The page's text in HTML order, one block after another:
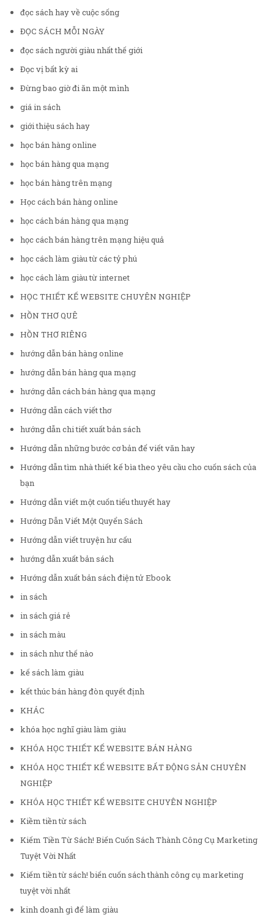
đọc sách hay về cuộc sống
ĐỌC SÁCH MỖI NGÀY
đọc sách người giàu nhất thế giới
Đọc vị bất kỳ ai
Đừng bao giờ đi ăn một mình
giá in sách
giới thiệu sách hay
học bán hàng online
học bán hàng qua mạng
học bán hàng trên mạng
Học cách bán hàng online
học cách bán hàng qua mạng
học cách bán hàng trên mạng hiệu quả
học cách làm giàu từ các tỷ phú
học cách làm giàu từ internet
HỌC THIẾT KẾ WEBSITE CHUYÊN NGHIỆP
HỒN THƠ QUÊ
HỒN THƠ RIÊNG
hướng dẫn bán hàng online
hướng dẫn bán hàng qua mạng
hướng dẫn cách bán hàng qua mạng
Hướng dẫn cách viết thơ
hướng dẫn chi tiết xuất bản sách
Hướng dẫn những bước cơ bản để viết văn hay
Hướng dẫn tìm nhà thiết kế bìa theo yêu cầu cho cuốn sách của
bạn
Hướng dẫn viết một cuốn tiểu thuyết hay
Hướng Dẫn Viết Một Quyển Sách
Hướng dẫn viết truyện hư cấu
hướng dẫn xuất bản sách
Hướng dẫn xuất bản sách điện tử Ebook
in sách
in sách giá rẻ
in sách màu
in sách như thế nào
kế sách làm giàu
kết thúc bán hàng đòn quyết định
KHÁC
khóa học nghĩ giàu làm giàu
KHÓA HỌC THIẾT KẾ WEBSITE BÁN HÀNG
KHÓA HỌC THIẾT KẾ WEBSITE BẤT ĐỘNG SẢN CHUYÊN
NGHIỆP
KHÓA HỌC THIẾT KẾ WEBSITE CHUYÊN NGHIỆP
Kiềm tiền từ sách
Kiếm Tiền Từ Sách! Biến Cuốn Sách Thành Công Cụ Marketing
Tuyệt Vời Nhất
Kiếm tiền từ sách! biến cuốn sách thành công cụ marketing
tuyệt vời nhất
kinh doanh gì để làm giàu